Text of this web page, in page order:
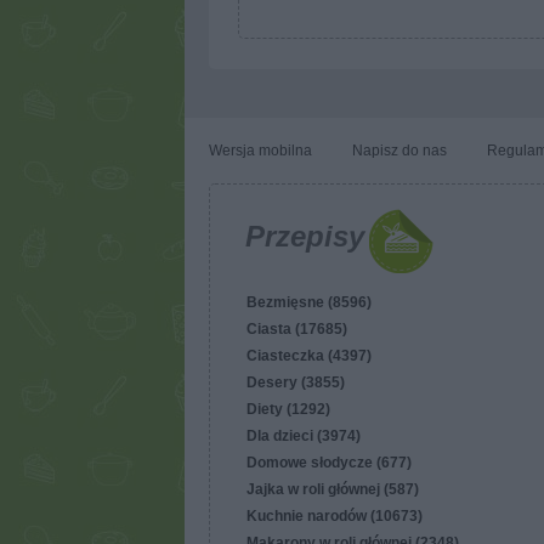
Wersja mobilna Napisz do nas
Przepisy
Bezmięsne (8596)
Ciasta (17685)
Ciasteczka (4397)
Desery (3855)
Diety (1292)
Dla dzieci (3974)
Domowe słodycze (677)
Jajka w roli głównej (587)
Kuchnie narodów (10673)